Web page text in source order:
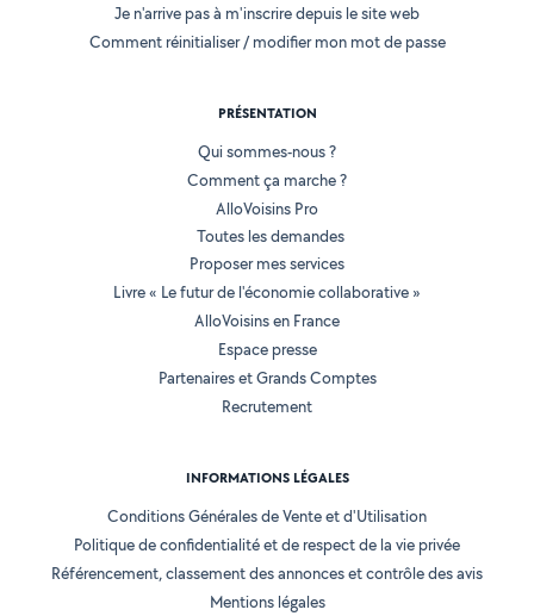
Je n'arrive pas à m'inscrire depuis le site web
Comment réinitialiser / modifier mon mot de passe
PRÉSENTATION
Qui sommes-nous ?
Comment ça marche ?
AlloVoisins Pro
Toutes les demandes
Proposer mes services
Livre « Le futur de l'économie collaborative »
AlloVoisins en France
Espace presse
Partenaires et Grands Comptes
Recrutement
INFORMATIONS LÉGALES
Conditions Générales de Vente et d'Utilisation
Politique de confidentialité et de respect de la vie privée
Référencement, classement des annonces et contrôle des avis
Mentions légales